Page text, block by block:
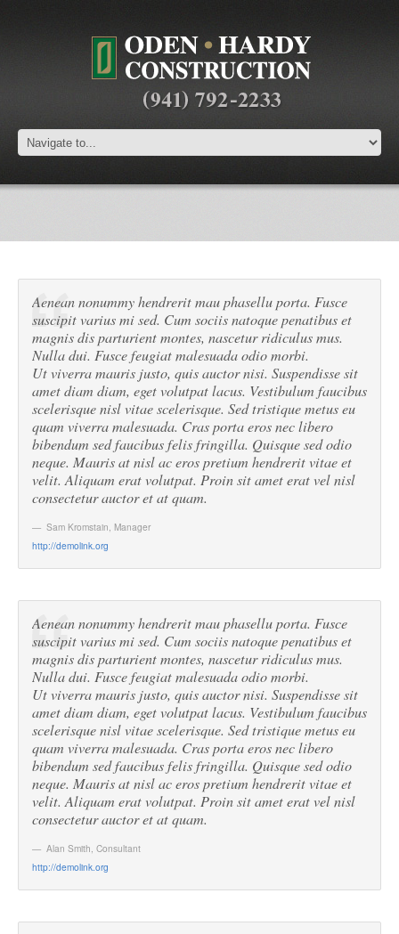
Aenean nonummy hendrerit mau phasellu porta. Fusce
suscipit varius mi sed. Cum sociis natoque penatibus et
magnis dis parturient montes, nascetur ridiculus mus.
Nulla dui. Fusce feugiat malesuada odio morbi.
Ut viverra mauris justo, quis auctor nisi. Suspendisse sit
amet diam diam, eget volutpat lacus. Vestibulum faucibus
scelerisque nisl vitae scelerisque. Sed tristique metus eu
quam viverra malesuada. Cras porta eros nec libero
bibendum sed faucibus felis fringilla. Quisque sed odio
neque. Mauris at nisl ac eros pretium hendrerit vitae et
velit. Aliquam erat volutpat. Proin sit amet erat vel nisl
consectetur auctor et at quam.
Sam Kromstain, Manager
http://demolink.org
Aenean nonummy hendrerit mau phasellu porta. Fusce
suscipit varius mi sed. Cum sociis natoque penatibus et
magnis dis parturient montes, nascetur ridiculus mus.
Nulla dui. Fusce feugiat malesuada odio morbi.
Ut viverra mauris justo, quis auctor nisi. Suspendisse sit
amet diam diam, eget volutpat lacus. Vestibulum faucibus
scelerisque nisl vitae scelerisque. Sed tristique metus eu
quam viverra malesuada. Cras porta eros nec libero
bibendum sed faucibus felis fringilla. Quisque sed odio
neque. Mauris at nisl ac eros pretium hendrerit vitae et
velit. Aliquam erat volutpat. Proin sit amet erat vel nisl
consectetur auctor et at quam.
Alan Smith, Consultant
http://demolink.org